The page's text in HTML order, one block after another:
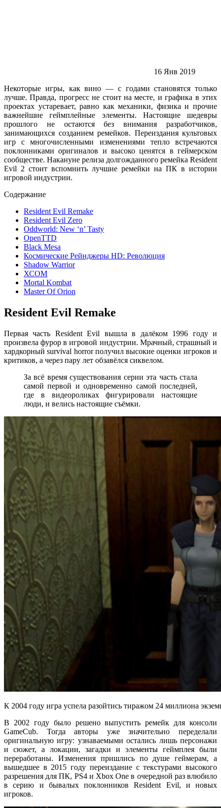
16 Янв 2019
Некоторые игры, как вино — с годами становятся только
лучше. Правда, прогресс не стоит на месте, и графика в этих
проектах устаревает, равно как механики, физика и прочие
важнейшие геймплейные элементы. Настоящие шедевры
прошлого не остаются без внимания разработчиков,
занимающихся созданием ремейков. Переиздания культовых
игр с многочисленными изменениями тепло встречаются
поклонниками оригиналов и высоко ценятся в геймерском
сообществе. Накануне релиза долгожданного ремейка Resident
Evil 2 стоит вспомнить лучшие ремейки на ПК в истории
игровой индустрии.
Содержание
Resident Evil Remake
Resident Evil Zero
Oddworld: New ‘n’ Tasty
OpenTTD
Black Mesa
Космические Рейнджеры HD: Революция
Shadow Warrior
ХСОМ
Mortal Kombat
Master Of Orion
Resident Evil Remake
Первая часть Resident Evil вышла в далёком 1996 году и
произвела фурор в игровой индустрии. Мрачный, страшный и
хардкорный survival horror получил высокие оценки игроков и
критиков, а через пару лет обзавёлся сиквелом.
За всё время существования серии эта часть стала
самой первой и одновременно самой последней,
где в видеороликах фигурировали настоящие
люди, и велись настоящие съёмки.
К 2004 году игра успела разойтись тиражом 24 миллиона
В 2002 году было решено выпустить ремейк для консоли
GameCub. Тогда авторы уже значительно переделали
оригинальную игру: узнаваемыми остались лишь персонажи
и сюжет, а локации, загадки и элементы геймплея были
переработаны. Изменения пришлись по душе геймерам, а
вышедшее в 2015 году переиздание с текстурами высокого
разрешения для ПК, PS4 и Xbox One в очередной раз влюбило
в серию и бывалых поклонников Resident Evil, и новых
игроков.